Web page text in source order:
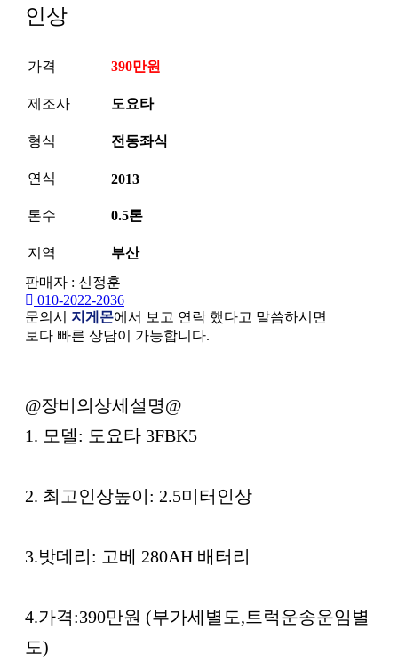
인상
가격 390만원
제조사 도요타
형식 전동좌식
연식 2013
톤수 0.5톤
지역
부산
판매자 : 신정훈
010-2022-2036
문의시 지게몬에서 보고 연락 했다고 말씀하시면
보다 빠른 상담이 가능합니다.
본문
@장비의상세설명@
1. 모델: 도요타 3FBK5
2. 최고인상높이: 2.5미터인상
3.밧데리: 고베 280AH 배터리
4.가격:390만원 (부가세별도,트럭운송운임별
도)